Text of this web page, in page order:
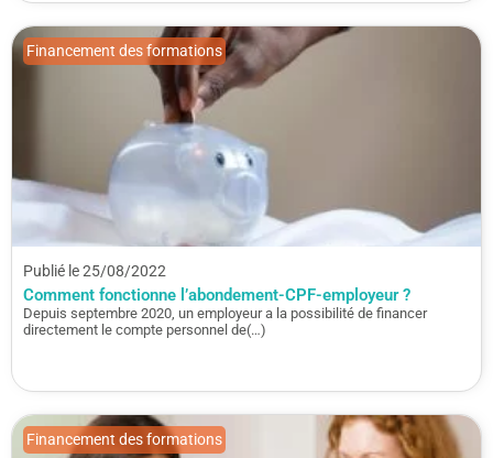
Publié le 25/08/2022
Comment fonctionne l’abondement-CPF-employeur ?
Depuis septembre 2020, un employeur a la possibilité de financer
directement le compte personnel de(…)
Financement des formations
Financement des formations